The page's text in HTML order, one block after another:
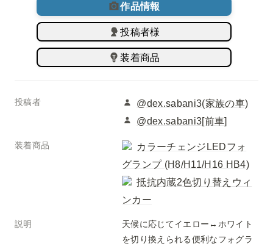
作品情報
投稿者様
装着商品
投稿者
@dex.sabani3(家族の車)
@dex.sabani3[前車]
装着商品
カラーチェンジLEDフォ
グランプ (H8/H11/H16 HB4)
抵抗内蔵2色切り替えウィ
ンカー
説明
天候に応じてイエロー↔︎ホワイト
を切り換えられる便利なフォグラ